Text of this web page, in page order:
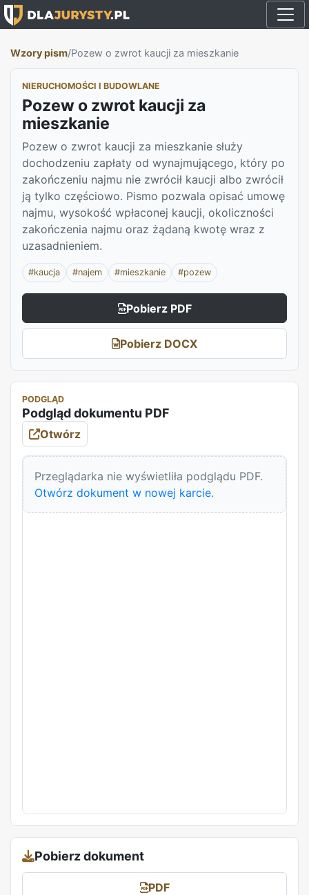
Wzory pism/Pozew o zwrot kaucji za mieszkanie
NIERUCHOMOŚCI I BUDOWLANE
Pozew o zwrot kaucji za
mieszkanie
Pozew o zwrot kaucji za mieszkanie służy
dochodzeniu zapłaty od wynajmującego, który po
zakończeniu najmu nie zwrócił kaucji albo zwrócił
ją tylko częściowo. Pismo pozwala opisać umowę
najmu, wysokość wpłaconej kaucji, okoliczności
zakończenia najmu oraz żądaną kwotę wraz z
uzasadnieniem.
#kaucja #najem #mieszkanie #pozew
Pobierz PDF
Pobierz DOCX
PODGLĄD
Podgląd dokumentu PDF
Otwórz
Przeglądarka nie wyświetliła podglądu PDF.
Otwórz dokument w nowej karcie.
Pobierz dokument
PDF